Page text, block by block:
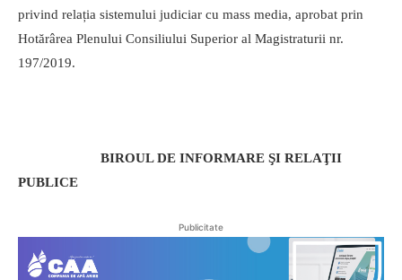
privind relația sistemului judiciar cu mass media, aprobat prin
Hotărârea Plenului Consiliului Superior al Magistraturii nr.
197/2019.
BIROUL DE INFORMARE ŞI RELAŢII
PUBLICE
Publicitate